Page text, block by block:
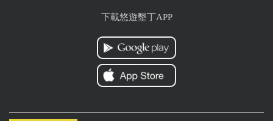
下載悠遊墾丁APP